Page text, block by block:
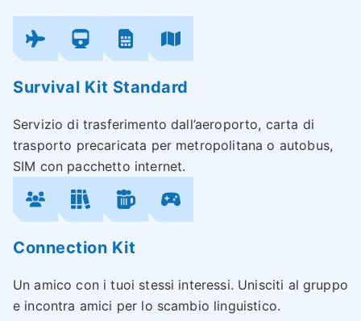
Survival Kit Standard
Servizio di trasferimento dall’aeroporto, carta di
trasporto precaricata per metropolitana o autobus,
SIM con pacchetto internet.
Connection Kit
Un amico con i tuoi stessi interessi. Unisciti al gruppo
e incontra amici per lo scambio linguistico.